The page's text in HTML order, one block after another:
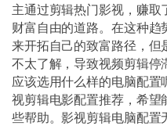
主通过剪辑热门影视，赚取
财富自由的道路。在这种
来开拓自己的致富路径，
不太了解，导致视频剪辑
应该选用什么样的电脑配
视剪辑电影配置推荐，希望
些帮助。影视剪辑电脑配置